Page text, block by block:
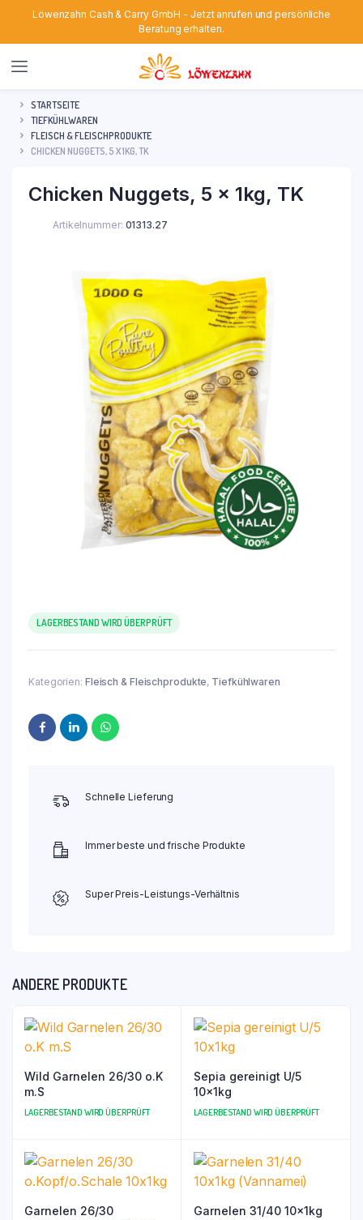
Löwenzahn Cash & Carry GmbH - Jetzt anrufen und persönliche
Beratung erhalten.
STARTSEITE
TIEFKÜHLWAREN
FLEISCH & FLEISCHPRODUKTE
CHICKEN NUGGETS, 5 X 1KG, TK
Chicken Nuggets, 5 x 1kg, TK
Artikelnummer: 01313.27
LAGERBESTAND WIRD ÜBERPRÜFT
Kategorien: Fleisch & Fleischprodukte, Tiefkühlwaren
Schnelle Lieferung
Immer beste und frische Produkte
Super Preis-Leistungs-Verhältnis
ANDERE PRODUKTE
Wild Garnelen 26/30 o.K
m.S
LAGERBESTAND WIRD ÜBERPRÜFT
Sepia gereinigt U/5
10x1kg
LAGERBESTAND WIRD ÜBERPRÜFT
Garnelen 26/30
Garnelen 31/40 10x1kg